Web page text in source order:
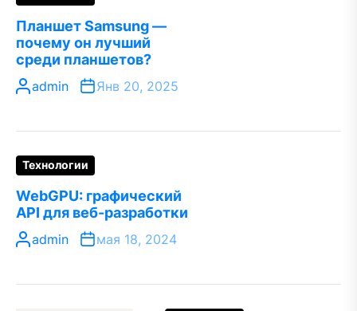
Планшет Samsung —
почему он лучший
среди планшетов?
admin Янв 20, 2025
Технологии
WebGPU: графический
API для веб-разработки
admin мая 18, 2024